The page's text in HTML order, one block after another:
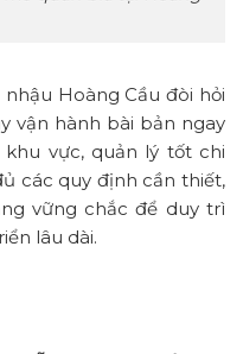
Hoàng Cầu đòi hỏi
vận hành bài bản ngay
vực, quản lý tốt chi
các quy định cần thiết,
vững chắc để duy trì
lâu dài.